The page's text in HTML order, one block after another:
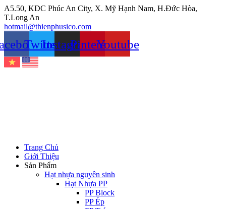
Chuyển
đến
nội
A5.50, KDC Phúc An City, X. Mỹ Hạnh Nam, H.Đức Hòa,
T.Long An
hotmail@thienphusico.com
TwitterInstagramPinterestYoutube
Trang Chủ
Giới Thiệu
Sản Phẩm
Hạt nhựa nguyên sinh
Hạt Nhựa PP
PP Block
PP Ép